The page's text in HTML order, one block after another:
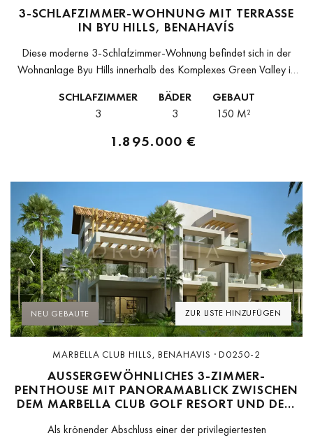
3-SCHLAFZIMMER-WOHNUNG MIT TERRASSE
IN BYU HILLS, BENAHAVÍS
Diese moderne 3-Schlafzimmer-Wohnung befindet sich in der
Wohnanlage Byu Hills innerhalb des Komplexes Green Valley in
m² Terrassen und vereint...
SCHLAFZIMMER
3
BÄDER
3
GEBAUT
150 M²
1.895.000 €
ZUR LISTE HINZUFÜGEN
Previous Next
NEU GEBAUTE
MARBELLA CLUB HILLS, BENAHAVIS · D0250-2
AUSSERGEWÖHNLICHES 3-ZIMMER-P
ENTHOUSE MIT PANORAMABLICK ZWISCHEN D
EM MARBELLA CLUB GOLF RESORT UND DEM
Als krönender Abschluss einer der privilegiertesten